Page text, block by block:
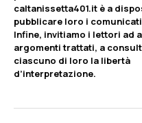
caltanissetta401.it è a
pubblicare loro i
Infine, invitiamo i lettori ad
argomenti trattati, a
ciascuno di loro la libertà